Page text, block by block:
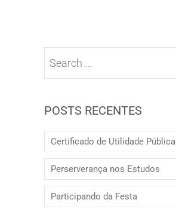
POSTS RECENTES
Certificado de Utilidade Pública
Perserverança nos Estudos
Participando da Festa